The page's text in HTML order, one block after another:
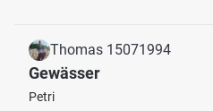
Thomas 15071994
Gewässer
Petri